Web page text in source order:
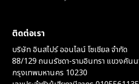
ติดต่อเรา
บริษัท อินสไปร์ ออนไลน์ โซเชียล จำกัด
88/129 ถนนรัชดา-รามอินทรา แขวงคันน
กรุงเทพมหานคร 10230